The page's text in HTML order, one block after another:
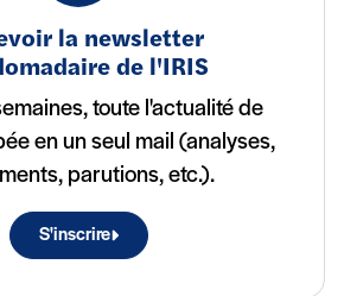
la newsletter
de l'IRIS
toute l'actualité de
en un seul mail (analyses,
parutions, etc.).
S'inscrire